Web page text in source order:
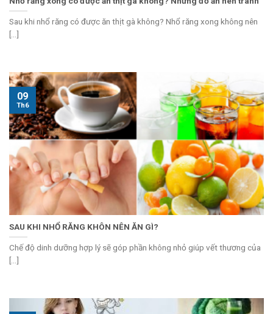
Sau khi nhổ răng có được ăn thịt gà không? Nhổ răng xong không nên
[...]
SAU KHI NHỔ RĂNG KHÔN NÊN ĂN GÌ?
Chế độ dinh dưỡng hợp lý sẽ góp phần không nhỏ giúp vết thương của
[...]
09
Th6